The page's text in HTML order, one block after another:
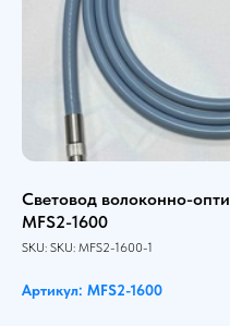
Световод волоконно-
MFS2-1600
SKU: SKU: MFS2-1600-1
Артикул: MFS2-1600